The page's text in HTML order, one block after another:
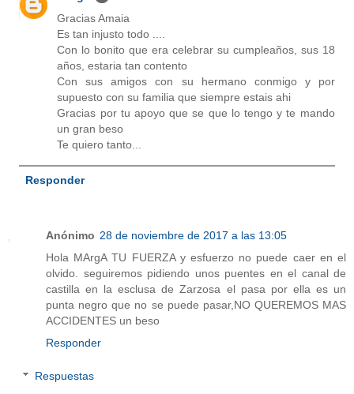
Gracias Amaia
Es tan injusto todo ....
Con lo bonito que era celebrar su cumpleaños, sus 18
años, estaria tan contento
Con sus amigos con su hermano conmigo y por
supuesto con su familia que siempre estais ahi
Gracias por tu apoyo que se que lo tengo y te mando
un gran beso
Te quiero tanto...
Responder
Anónimo 28 de noviembre de 2017 a las 13:05
Hola MArgA TU FUERZA y esfuerzo no puede caer en el
olvido. seguiremos pidiendo unos puentes en el canal de
castilla en la esclusa de Zarzosa el pasa por ella es un
punta negro que no se puede pasar,NO QUEREMOS MAS
ACCIDENTES un beso
Responder
Respuestas